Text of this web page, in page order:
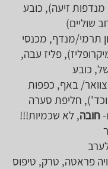
מנדפות זיעה), כובע
שוליים)
תרמי/מנדף, מכנסי
פליז עבה,
כובע
באף, כפפות
חליפת סערה
חובה, לא שכמיות!!!
פראטה, טרק, טיפוס